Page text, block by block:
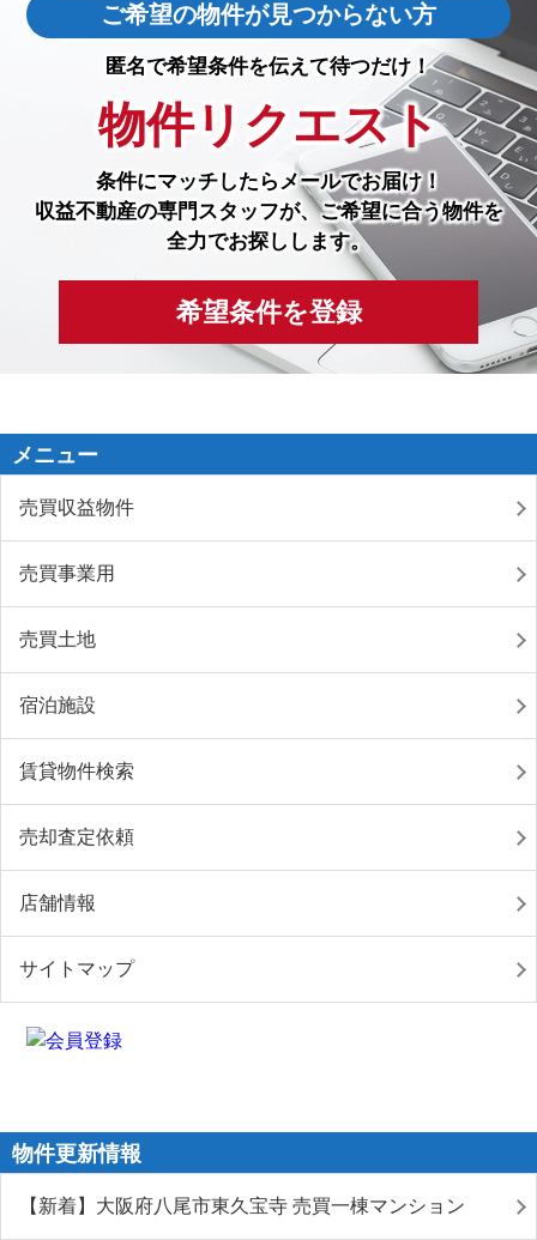
ご希望の物件が見つからない方
匿名で希望条件を伝えて待つだけ！
物件リクエスト
条件にマッチしたらメールでお届け！
収益不動産の専門スタッフが、ご希望に合う物件を
全力でお探しします。
希望条件を登録
メニュー
売買収益物件
売買事業用
売買土地
宿泊施設
賃貸物件検索
売却査定依頼
店舗情報
サイトマップ
物件更新情報
【新着】大阪府八尾市東久宝寺 売買一棟マンション